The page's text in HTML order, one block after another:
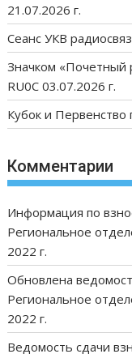
21.07.2026 г.
Сеанс УКВ
Значком
RU0C 03.07.2026 г.
Кубок и Первенство
Комментарии
Информация по
Региональное
2022 г.
Обновлена
Региональное
2022 г.
Ведомость сдачи